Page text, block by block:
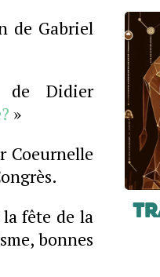
de Gabriel
de Didier
»
Coeurnelle
fête de la
bonnes